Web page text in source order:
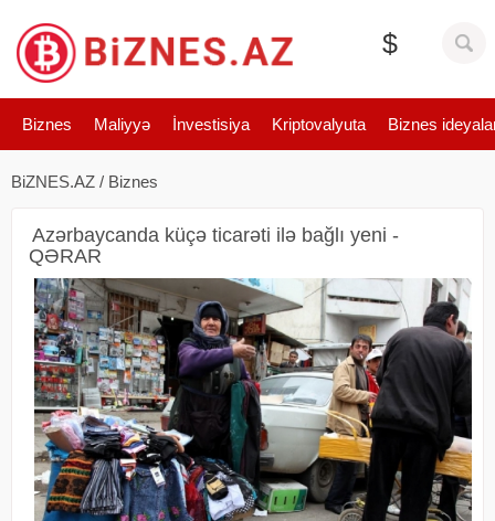
$
Biznes Maliyyə İnvestisiya Kriptovalyuta Biznes
BiZNES.AZ / Biznes
Azərbaycanda küçə ticarəti ilə bağlı yeni -
QƏRAR